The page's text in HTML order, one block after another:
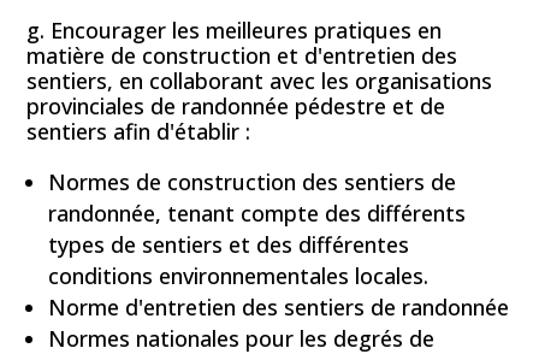
g. Encourager les meilleures pratiques en
matière de construction et d'entretien des
sentiers, en collaborant avec les organisations
provinciales de randonnée pédestre et de
sentiers afin d'établir :
Normes de construction des sentiers de
randonnée, tenant compte des différents
types de sentiers et des différentes
conditions environnementales locales.
Norme d'entretien des sentiers de randonnée
Normes nationales pour les degrés de